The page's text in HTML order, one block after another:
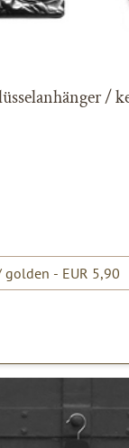
/